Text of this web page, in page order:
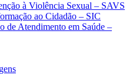
à Violência Sexual – SAVS
ao Cidadão – SIC
de Atendimento em Saúde –